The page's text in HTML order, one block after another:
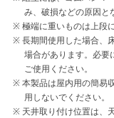
み、破損などの原因と
極端に重いものは上段
長期間使用した場合、
場合があります。必要
ご使用ください。
本製品は屋内用の簡易
用しないでください。
天井取り付け位置は、